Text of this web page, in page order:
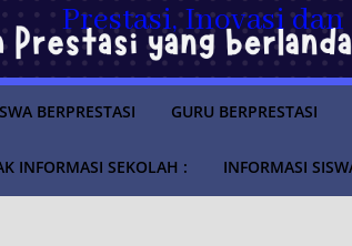
Prestasi, Inovasi
BERPRESTASI GURU BERPRESTASI
INFORMASI SEKOLAH : INFORMASI